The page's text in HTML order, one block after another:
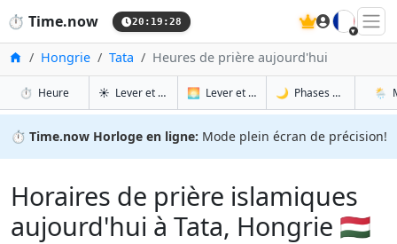
⏱️ Time.now 20:19:29 🇫🇷
Accueil
Hongrie Tata Heures de prière aujourd'hui
⏱️ Heureà Tata ☀️ Lever et coucher du soleil à Tata
🌅 Lever et coucher du soleil demain à
🌙 Phases de la Lune à
🌦️
⏱️ Time.now Horloge en ligne: Mode plein écran de précision!
Horaires de prière islamiques
aujourd'hui à Tata, Hongrie 🇭🇺